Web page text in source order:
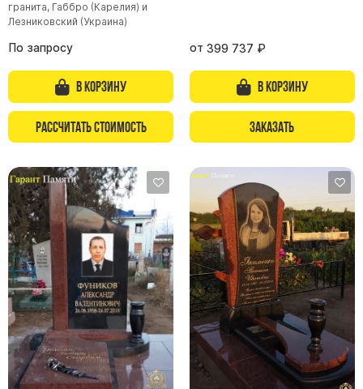
гранита, Габбро (Карелия) и
Лезниковский (Украина)
По запросу
В корзину
Рассчитать стоимость
от 399 737 ₽
В корзину
Заказать